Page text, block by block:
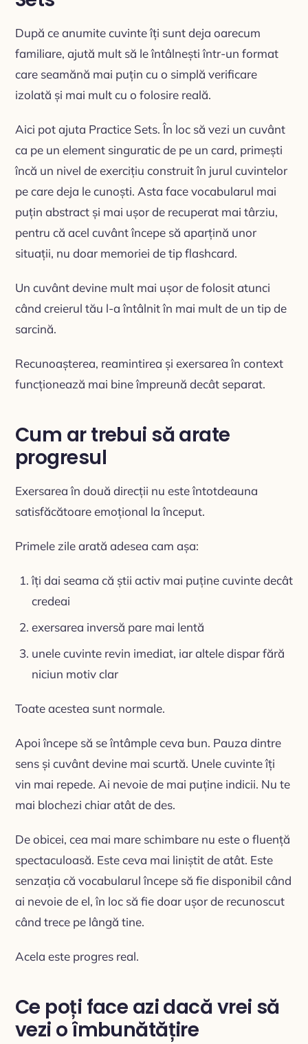
După ce anumite cuvinte îți sunt deja oarecum
familiare, ajută mult să le întâlnești într-un format
care seamănă mai puțin cu o simplă verificare
izolată și mai mult cu o folosire reală.
Aici pot ajuta Practice Sets. În loc să vezi un cuvânt
ca pe un element singuratic de pe un card, primești
încă un nivel de exercițiu construit în jurul cuvintelor
pe care deja le cunoști. Asta face vocabularul mai
puțin abstract și mai ușor de recuperat mai târziu,
pentru că acel cuvânt începe să aparțină unor
situații, nu doar memoriei de tip flashcard.
Un cuvânt devine mult mai ușor de folosit atunci
când creierul tău l-a întâlnit în mai mult de un tip de
sarcină.
Recunoașterea, reamintirea și exersarea în context
funcționează mai bine împreună decât separat.
Cum ar trebui să arate
progresul
Exersarea în două direcții nu este întotdeauna
satisfăcătoare emoțional la început.
Primele zile arată adesea cam așa:
îți dai seama că știi activ mai puține cuvinte decât
credeai
exersarea inversă pare mai lentă
unele cuvinte revin imediat, iar altele dispar fără
niciun motiv clar
Toate acestea sunt normale.
Apoi începe să se întâmple ceva bun. Pauza dintre
sens și cuvânt devine mai scurtă. Unele cuvinte îți
vin mai repede. Ai nevoie de mai puține indicii. Nu te
mai blochezi chiar atât de des.
De obicei, cea mai mare schimbare nu este o fluență
spectaculoasă. Este ceva mai liniștit de atât. Este
senzația că vocabularul începe să fie disponibil când
ai nevoie de el, în loc să fie doar ușor de recunoscut
când trece pe lângă tine.
Acela este progres real.
Ce poți face azi dacă vrei să
vezi o îmbunătățire